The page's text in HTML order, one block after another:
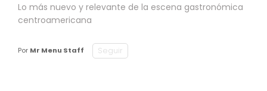
Lo más nuevo y relevante de la escena gastronómica
centroamericana
Por Mr Menu Staff Seguir